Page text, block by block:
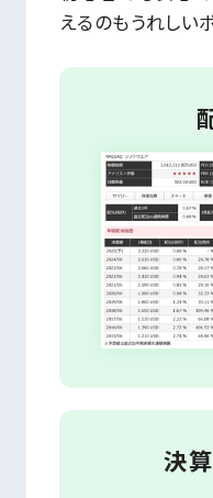
えるのもうれしい
決